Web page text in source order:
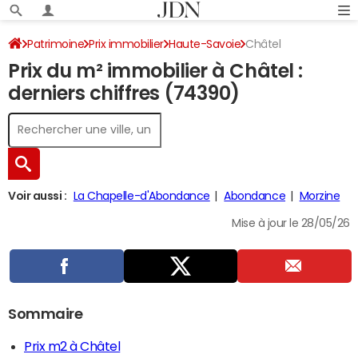
Patrimoine Prix immobilier Haute-Savoie Châtel
Prix du m² immobilier à Châtel :
derniers chiffres (74390)
Voir aussi : La Chapelle-d'Abondance Abondance Morzine
Mise à jour le 28/05/26
Sommaire
Prix m2 à Châtel